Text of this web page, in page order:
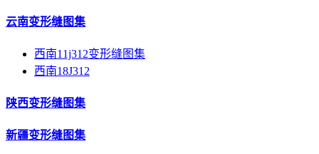
云南变形缝图集
西南11j312变形缝图集
西南18J312
陕西变形缝图集
新疆变形缝图集